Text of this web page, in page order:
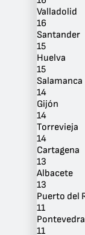
Ubicación
Valladolid
16
Santander
15
Huelva
15
Salamanca
14
Gijón
14
Torrevieja
14
Cartagena
13
Albacete
13
Puerto del
11
Pontevedra
11